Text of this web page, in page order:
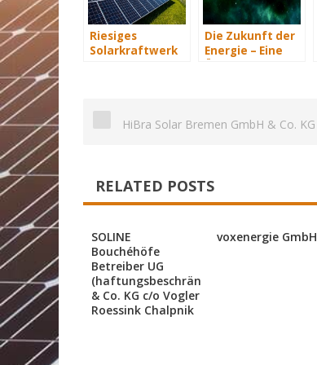
Riesiges
Solarkraftwerk
Die Zukunft der
Energie – Eine
HiBra Solar Bremen GmbH & Co. KG
RELATED POSTS
SOLINE
Bouchéhöfe
Betreiber UG
(haftungsbeschränkt)
& Co. KG c/o Vogler
Roessink Chalpnik
voxenergie GmbH